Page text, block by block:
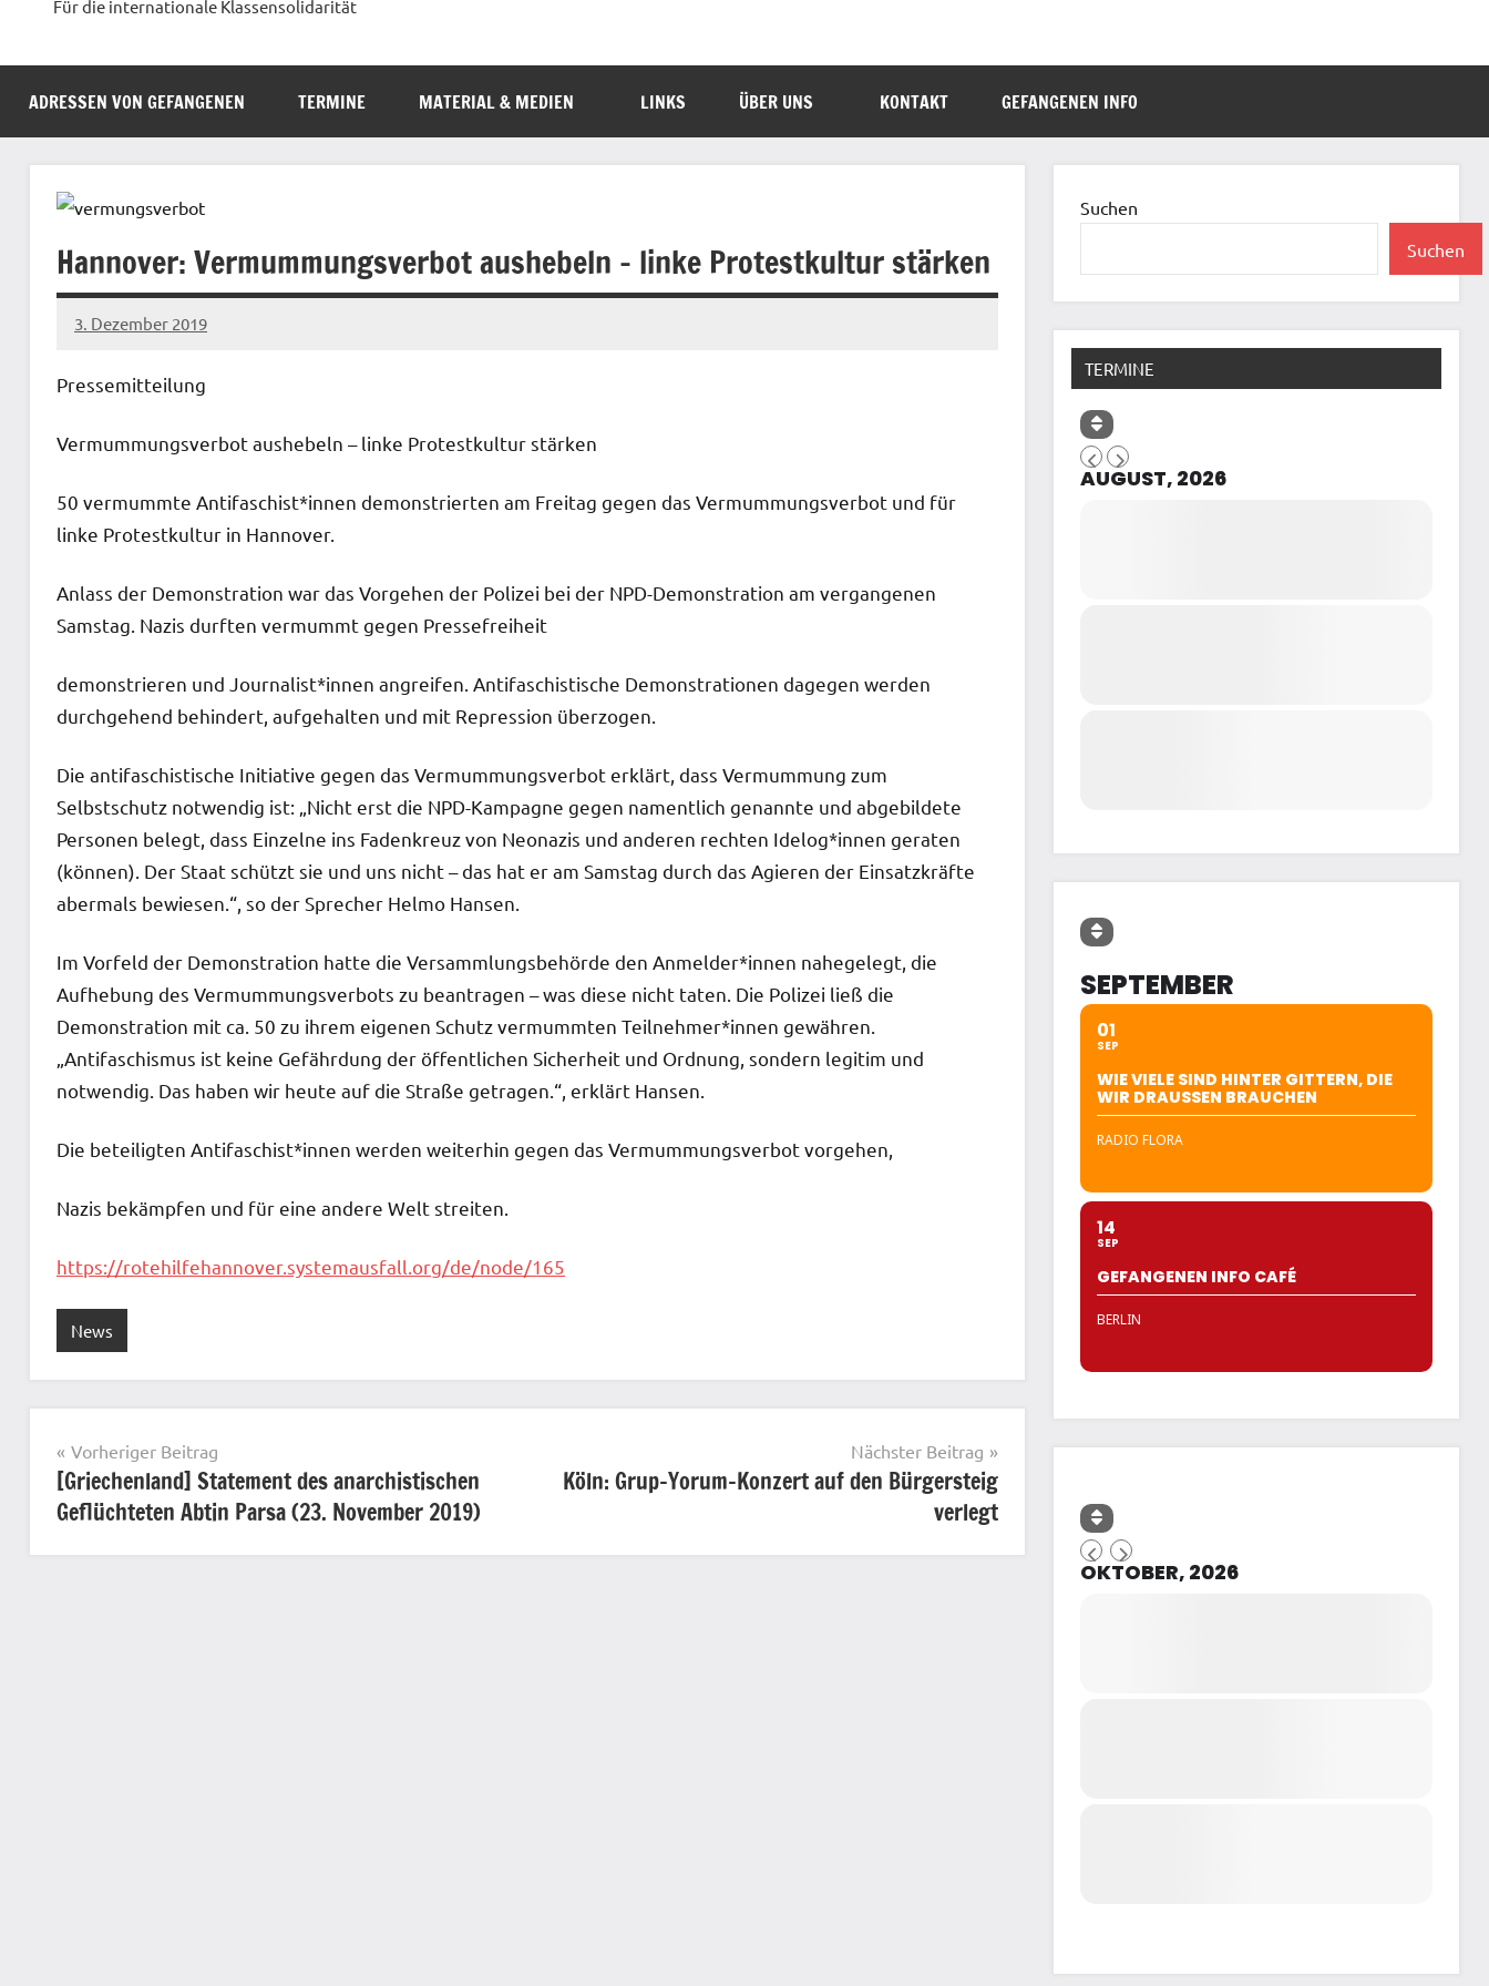
Für die internationale Klassensolidarität
ADRESSEN VON GEFANGENEN TERMINE MATERIAL & MEDIEN LINKS ÜBER UNS KONTAKT GEFANGENEN INFO
Hannover: Vermummungsverbot aushebeln – linke Protestkultur stärken
3. Dezember 2019
admin
Pressemitteilung
Vermummungsverbot aushebeln – linke Protestkultur stärken
50 vermummte Antifaschist*innen demonstrierten am Freitag gegen das Vermummungsverbot und für
linke Protestkultur in Hannover.
Anlass der Demonstration war das Vorgehen der Polizei bei der NPD-Demonstration am vergangenen
Samstag. Nazis durften vermummt gegen Pressefreiheit
demonstrieren und Journalist*innen angreifen. Antifaschistische Demonstrationen dagegen werden
durchgehend behindert, aufgehalten und mit Repression überzogen.
Die antifaschistische Initiative gegen das Vermummungsverbot erklärt, dass Vermummung zum
Selbstschutz notwendig ist: „Nicht erst die NPD-Kampagne gegen namentlich genannte und abgebildete
Personen belegt, dass Einzelne ins Fadenkreuz von Neonazis und anderen rechten Idelog*innen geraten
(können). Der Staat schützt sie und uns nicht – das hat er am Samstag durch das Agieren der Einsatzkräfte
abermals bewiesen.“, so der Sprecher Helmo Hansen.
Im Vorfeld der Demonstration hatte die Versammlungsbehörde den Anmelder*innen nahegelegt, die
Aufhebung des Vermummungsverbots zu beantragen – was diese nicht taten. Die Polizei ließ die
Demonstration mit ca. 50 zu ihrem eigenen Schutz vermummten Teilnehmer*innen gewähren.
„Antifaschismus ist keine Gefährdung der öffentlichen Sicherheit und Ordnung, sondern legitim und
notwendig. Das haben wir heute auf die Straße getragen.“, erklärt Hansen.
Die beteiligten Antifaschist*innen werden weiterhin gegen das Vermummungsverbot vorgehen,
Nazis bekämpfen und für eine andere Welt streiten.
https://rotehilfehannover.systemausfall.org/de/node/165
News
Beitragsnavigation
Vorheriger Beitrag
[Griechenland] Statement des anarchistischen
Geflüchteten Abtin Parsa (23. November 2019)
Nächster Beitrag
Köln: Grup-Yorum-Konzert auf den Bürgersteig
verlegt
Suchen
Suchen
TERMINE
AUGUST, 2026
SEPTEMBER
01
SEP
WIE VIELE SIND HINTER GITTERN, DIE
WIR DRAUSSEN BRAUCHEN
RADIO FLORA
14
SEP
GEFANGENEN INFO CAFÉ
BERLIN
OKTOBER, 2026